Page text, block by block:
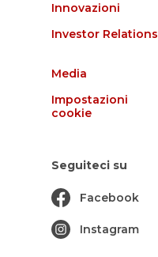
Innovazioni
Investor Relations
Media
Impostazioni
cookie
Seguiteci su
Facebook
Instagram